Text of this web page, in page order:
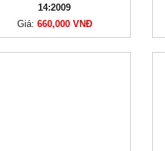
14:2009
Giá: 660,000 VNĐ